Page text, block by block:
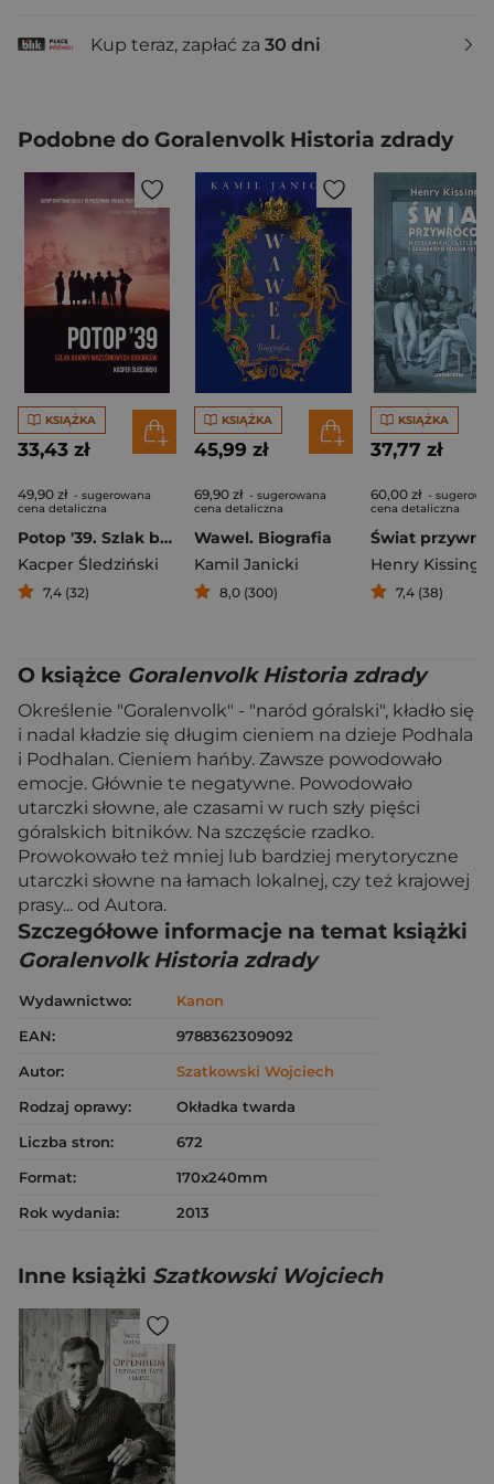
Kup teraz, zapłać za 30 dni
Podobne do Goralenvolk Historia zdrady
KSIĄŻKA
33,43 zł
49,90 zł - sugerowana
cena detaliczna
Potop '39. Szlak bojowy wrześniowych obrońców
Kacper Śledziński
7,4 (32)
KSIĄŻKA
45,99 zł
69,90 zł - sugerowana
cena detaliczna
Wawel. Biografia
Kamil Janicki
8,0 (300)
KSIĄŻKA
37,77 zł
60,00 zł -
cena detaliczna
Henry
7,4 (38)
O książce Goralenvolk Historia zdrady
Określenie "Goralenvolk" - "naród góralski", kładło się
i nadal kładzie się długim cieniem na dzieje Podhala
i Podhalan. Cieniem hańby. Zawsze powodowało
emocje. Głównie te negatywne. Powodowało
utarczki słowne, ale czasami w ruch szły pięści
góralskich bitników. Na szczęście rzadko.
Prowokowało też mniej lub bardziej merytoryczne
utarczki słowne na łamach lokalnej, czy też krajowej
prasy... od Autora.
Szczegółowe informacje na temat książki
Goralenvolk Historia zdrady
Wydawnictwo:
Kanon
EAN:
9788362309092
Autor:
Szatkowski Wojciech
Rodzaj oprawy:
Okładka twarda
Liczba stron:
672
Format:
170x240mm
Rok wydania:
2013
Inne książki Szatkowski Wojciech